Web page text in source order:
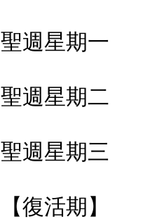
聖週星期一
聖週星期二
聖週星期三
【復活期】